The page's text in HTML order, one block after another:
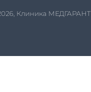
Клиника МЕДГАРАНТ